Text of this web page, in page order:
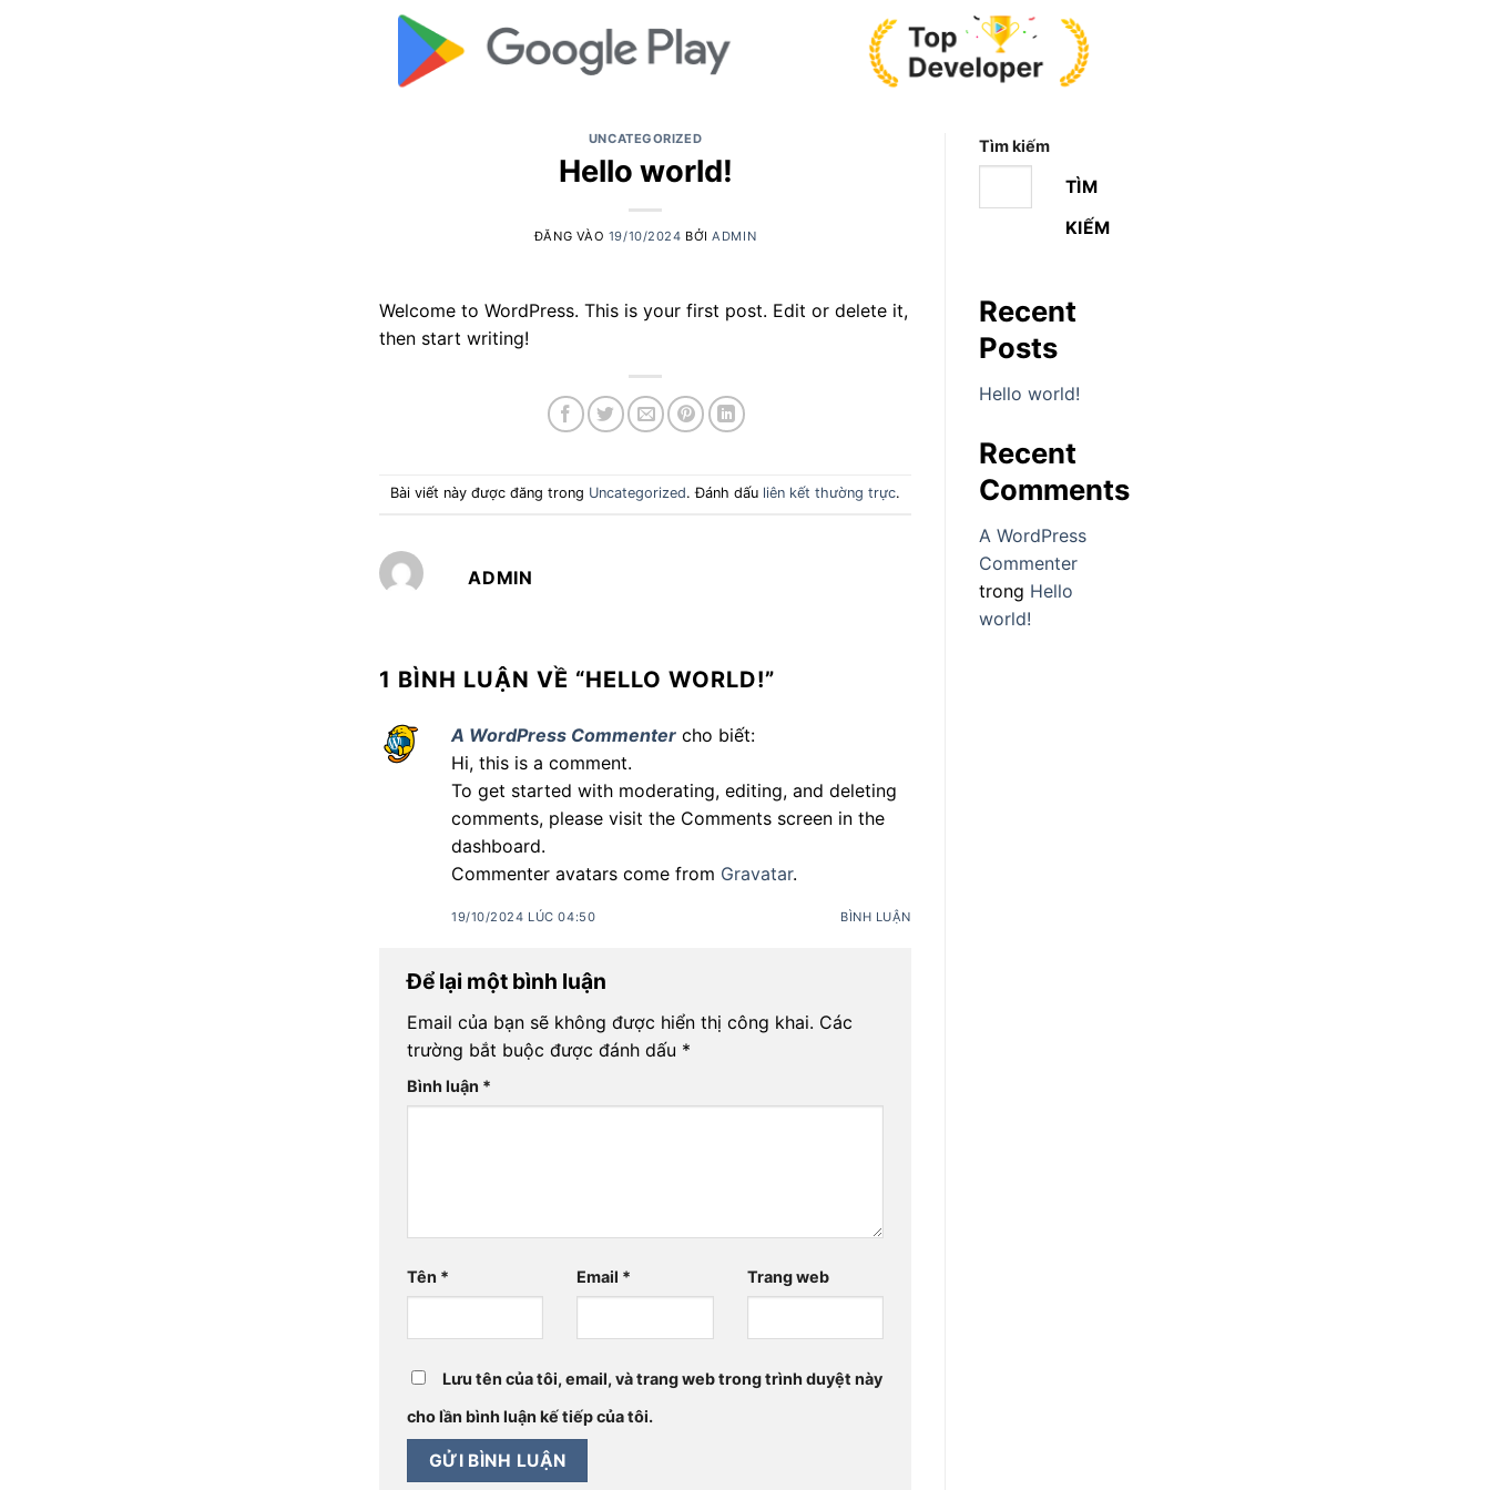
UNCATEGORIZED
Hello world!
ĐĂNG VÀO 19/10/2024 BỞIADMIN
Welcome to WordPress. This is your first post. Edit or delete it,
then start writing!
Bài viết này được đăng trong Uncategorized. Đánh dấu liên kết thường trực.
ADMIN
1 BÌNH LUẬN VỀ “HELLO WORLD!”
A WordPress Commenter cho biết:
Hi, this is a comment.
To get started with moderating, editing, and deleting
comments, please visit the Comments screen in the
dashboard.
Commenter avatars come from Gravatar.
19/10/2024 LÚC 04:50 BÌNH LUẬN
Để lại một bình luận
Email của bạn sẽ không được hiển thị công khai. Các
trường bắt buộc được đánh dấu *
Bình luận *
Tên * Email * Trang web
Lưu tên của tôi, email, và trang web trong trình duyệt này
cho lần bình luận kế tiếp của tôi.
Tìm kiếm
TÌM
KIẾM
Recent
Posts
Hello world!
Recent
Comments
A WordPress
Commenter
trong Hello
world!